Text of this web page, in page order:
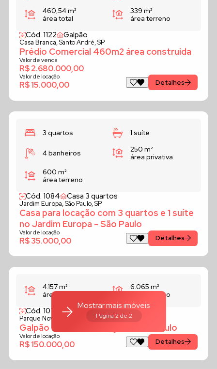
460,54 m²
área total
339 m²
área terreno
Cód. 1122 Galpão
Casa Branca,Santo André, SP
Prédio Comercial 460m2 área construida
Valor de venda
R$ 2.680.000,00
Valor de locação
R$ 15.000,00 Detalhes
3 quartos 1 suíte
4 banheiros
250 m²
área privativa
600 m²
área terreno
Cód. 1084 Casa 3 quartos
Jardim Europa,São Paulo, SP
Casa para locação com 3 quartos e 1 suíte
no Jardim Europa - São Paulo
Valor de locação
R$ 35.000,00 Detalhes
4.157 m²
área privativa
6.065 m²
área terreno
Cód. 1070 Galpão
Parque Novo Mundo, São Paulo, SP
Galpão 4.157 m2 - locação - São Paulo
Valor de locação
R$ 150.000,00 Detalhes
Mostrar mais imóveis
Página 2 de 2